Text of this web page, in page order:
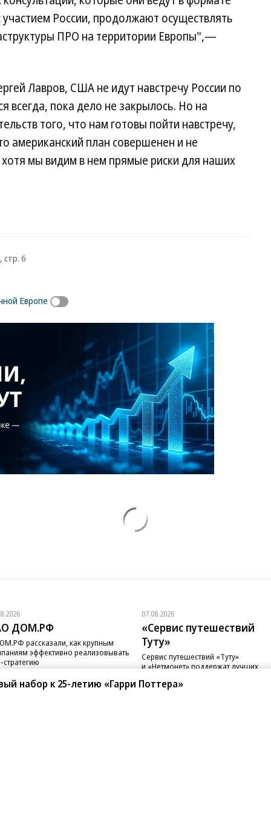
России, продолжают осуществлять
ПРО на территории Европы",—
Лавров, США не идут навстречу России по
пока дело не закрылось. Но на
того, что нам готовы пойти навстречу,
американский план совершенен и не
мы видим в нем прямые риски для наших
6
Европе
ДОМ.РФ
рассказали, как крупным
эффективно реализовывать
стратегию
07.08.2026
«Сервис путешествий
Туту»
Сервис путешествий «Туту»
и «Нетмонет» поддержат лучших
набор к 25-летию «Гарри Поттера»